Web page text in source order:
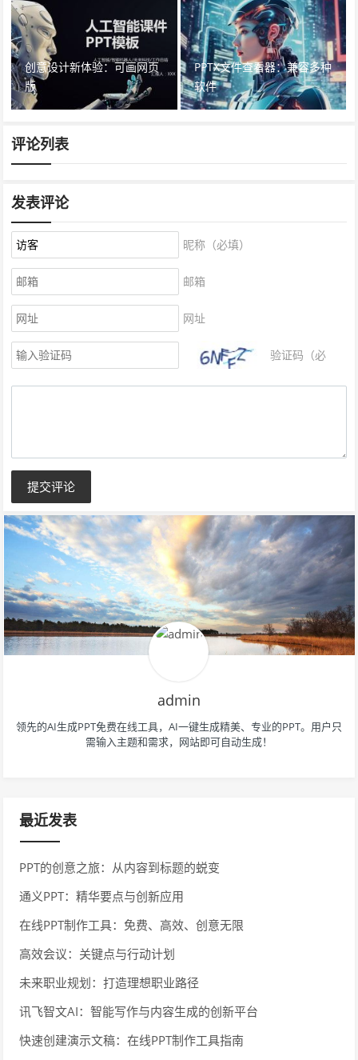
创意设计新体验：可画网页
版
PPTX文件查看器：兼容多种
软件
评论列表
发表评论
昵称（必填）
邮箱
网址
验证码（必
填）
提交评论
admin
领先的AI生成PPT免费在线工具，AI一键生成精美、专业的PPT。用户只
需输入主题和需求，网站即可自动生成！
最近发表
PPT的创意之旅：从内容到标题的蜕变
通义PPT：精华要点与创新应用
在线PPT制作工具：免费、高效、创意无限
高效会议：关键点与行动计划
未来职业规划：打造理想职业路径
讯飞智文AI：智能写作与内容生成的创新平台
快速创建演示文稿：在线PPT制作工具指南